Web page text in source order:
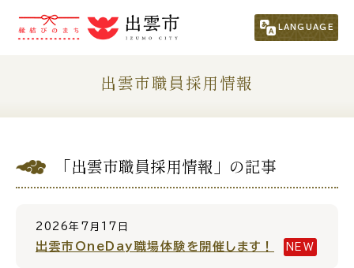
LANGUAGE
市民の方 （くらし・行政・議会）
健康・福祉 文化・スポーツ・生涯学習
まちづくり 市政情報
観光される方
出雲市職員採用情報
「出雲市職員採用情報」の記事
2026年7月17日
出雲市OneDay職場体験を開催します！ NEW